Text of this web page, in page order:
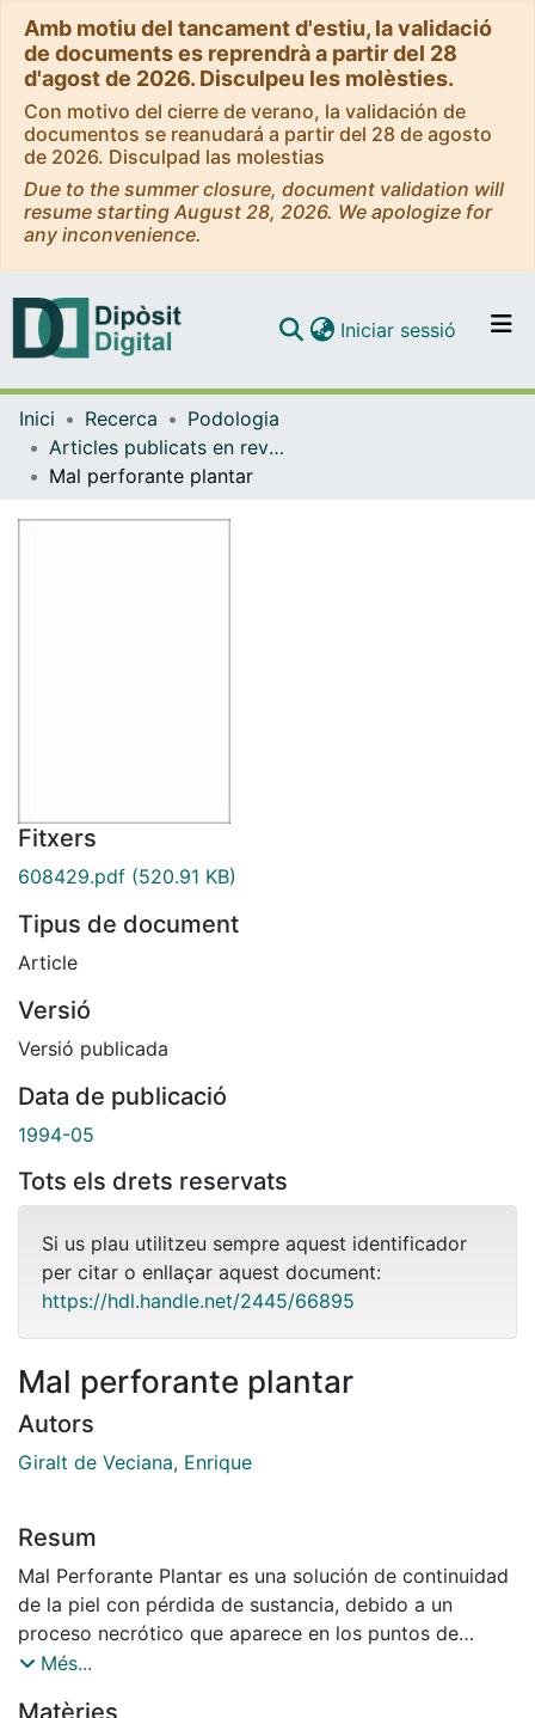
Amb motiu del tancament d'estiu, la validació
de documents es reprendrà a partir del 28
d'agost de 2026. Disculpeu les molèsties.
Con motivo del cierre de verano, la validación de
documentos se reanudará a partir del 28 de agosto
de 2026. Disculpad las molestias
Due to the summer closure, document validation will
resume starting August 28, 2026. We apologize for
any inconvenience.
Navega per tot el DD
Iniciar sessió (current)
Inici Recerca
Podologia
Articles publicats en revistes (Podologia)
Mal perforante plantar
Fitxers
608429.pdf (520.91 KB)
Tipus de document
Article
Versió
Versió publicada
Data de publicació
1994-05
Tots els drets reservats
Si us plau utilitzeu sempre aquest identificador
per citar o enllaçar aquest document:
https://hdl.handle.net/2445/66895
Mal perforante plantar
Autors
Giralt de Veciana, Enrique
Resum
Mal Perforante Plantar es una solución de continuidad
de la piel con pérdida de sustancia, debido a un
proceso necrótico que aparece en los puntos de
presión de la planta del pie con tendencia a progresar
Més...